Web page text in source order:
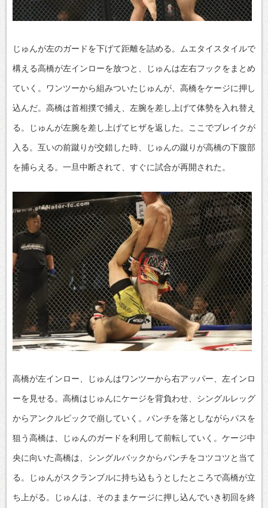
じゅんが左のガードを下げて距離を詰める。ムエタイスタイルで
構える高橋が左インローを放つと、じゅんは左右フックをまとめ
ていく。ワンツーから組みついたじゅんが、高橋をケージに押し
込んだ。高橋は首相撲で捕え、左腕を差し上げて体勢を入れ替え
る。じゅんが左腕を差し上げてヒザを返した。ここでブレイクが
入る。互いの前蹴りが交錯した時、じゅんの蹴りが高橋の下腹部
を捕らえる。一旦中断されて、すぐに試合が再開された。
高橋が左インロー、じゅんはワンツーから右アッパー、左インロ
ーを見せる。高橋はじゅんにケージを背負わせ、シングルレッグ
からアンクルピックで崩していく。パンチを落としながらパスを
狙う高橋は、じゅんのガードを利用して前転していく。ケージ中
央に向いた高橋は、シングルバックからパンチをコツコツと当て
る。じゅんがスクランブルに持ち込もうとしたところで高橋が立
ち上がる。じゅんは、そのままケージに押し込んでいき初回を終